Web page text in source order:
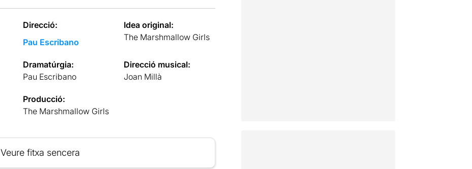
Direcció:
Pau Escribano
Idea original:
The Marshmallow Girls
Dramatúrgia:
Pau Escribano
Direcció musical:
Joan Millà
Producció:
The Marshmallow Girls
Veure fitxa sencera